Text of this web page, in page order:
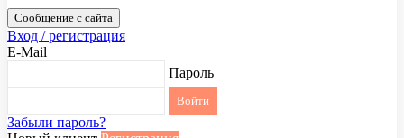
Сообщение с сайта
Вход / регистрация
E-Mail
Пароль
Забыли пароль?